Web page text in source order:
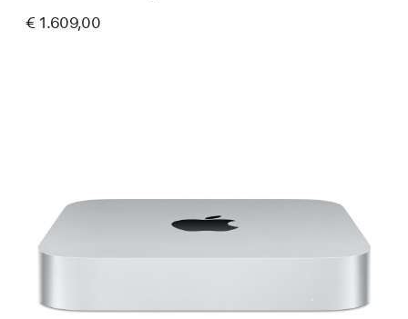
€ 1.609,00